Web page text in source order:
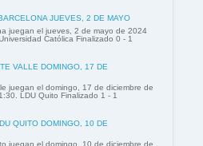
JUEVES, 2 DE MAYO
juegan el jueves, 2 de mayo de 2024
Católica Finalizado 0 - 1
VALLE DOMINGO, 17 DE
juegan el domingo, 17 de diciembre de
LDU Quito Finalizado 1 - 1
QUITO DOMINGO, 10 DE
juegan el domingo, 10 de diciembre de